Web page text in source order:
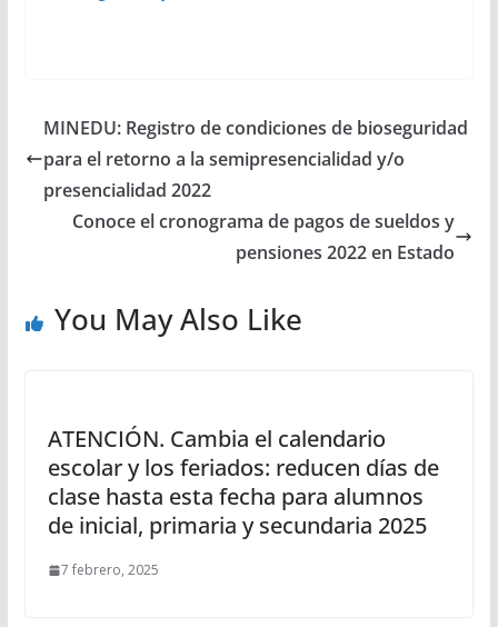
MINEDU: Registro de condiciones de bioseguridad
para el retorno a la semipresencialidad y/o
presencialidad 2022
Conoce el cronograma de pagos de sueldos y
pensiones 2022 en Estado
You May Also Like
ATENCIÓN. Cambia el calendario
escolar y los feriados: reducen días de
clase hasta esta fecha para alumnos
de inicial, primaria y secundaria 2025
7 febrero, 2025